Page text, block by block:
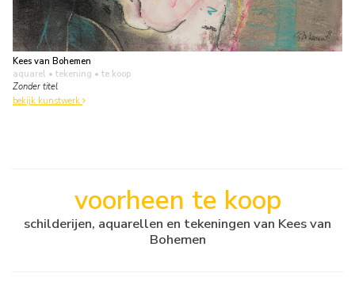
Kees van Bohemen
aquarel • tekening • te koop
Zonder titel
bekijk kunstwerk
voorheen te koop
schilderijen, aquarellen en tekeningen van Kees van
Bohemen